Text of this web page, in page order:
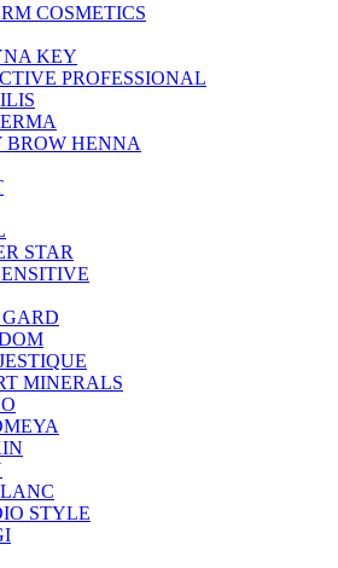
COSMETICS
KEY
PROFESSIONAL
BROW HENNA
STAR
MINERALS
STYLE